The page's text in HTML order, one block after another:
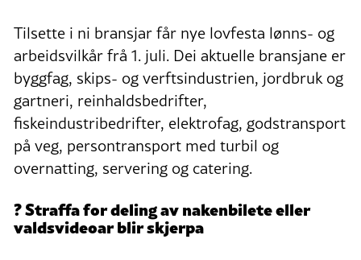
Tilsette i ni bransjar får nye lovfesta lønns- og
arbeidsvilkår frå 1. juli. Dei aktuelle bransjane er
byggfag, skips- og verftsindustrien, jordbruk og
gartneri, reinhaldsbedrifter,
fiskeindustribedrifter, elektrofag, godstransport
på veg, persontransport med turbil og
overnatting, servering og catering.
? Straffa for deling av nakenbilete eller
valdsvideoar blir skjerpa